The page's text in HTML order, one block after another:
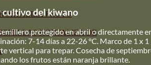
FRUTO
HORTALIZA DE
cultivo del kiwano
protegido en abril o directamente
7-14 días a 22-26 °C. Marco de 1 x 1
vertical para trepar. Cosecha de
los frutos están naranja brillante.